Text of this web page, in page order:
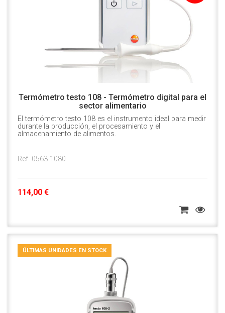
Termómetro testo 108 - Termómetro digital para el
sector alimentario
El termómetro testo 108 es el instrumento ideal para medir
durante la producción, el procesamiento y el
almacenamiento de alimentos.
Ref. 0563 1080
114,00 €
ÚLTIMAS UNIDADES EN STOCK